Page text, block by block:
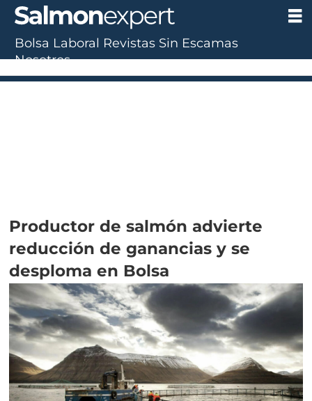
Productor de salmón advierte
reducción de ganancias y se
desploma en Bolsa
Bolsa Laboral Revistas Sin Escamas
Nosotros